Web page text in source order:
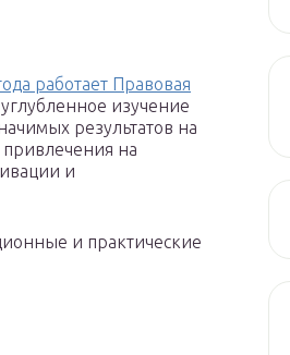
работает Правовая
изучение
результатов на
на
и
и практические